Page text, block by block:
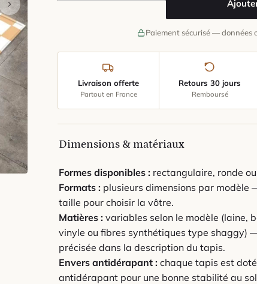
Paiement sécurisé — données
Livraison offerte
Partout en France
Retours 30 jours
Remboursé
Dimensions & matériaux
Formes disponibles :rectangulaire, ronde
Formats :plusieurs dimensions par modèle
taille pour choisir la vôtre.
Matières :variables selon le modèle (laine,
vinyle ou fibres synthétiques type shaggy)
précisée dans la description du tapis.
Envers antidérapant :chaque tapis est
antidérapant pour une bonne stabilité au